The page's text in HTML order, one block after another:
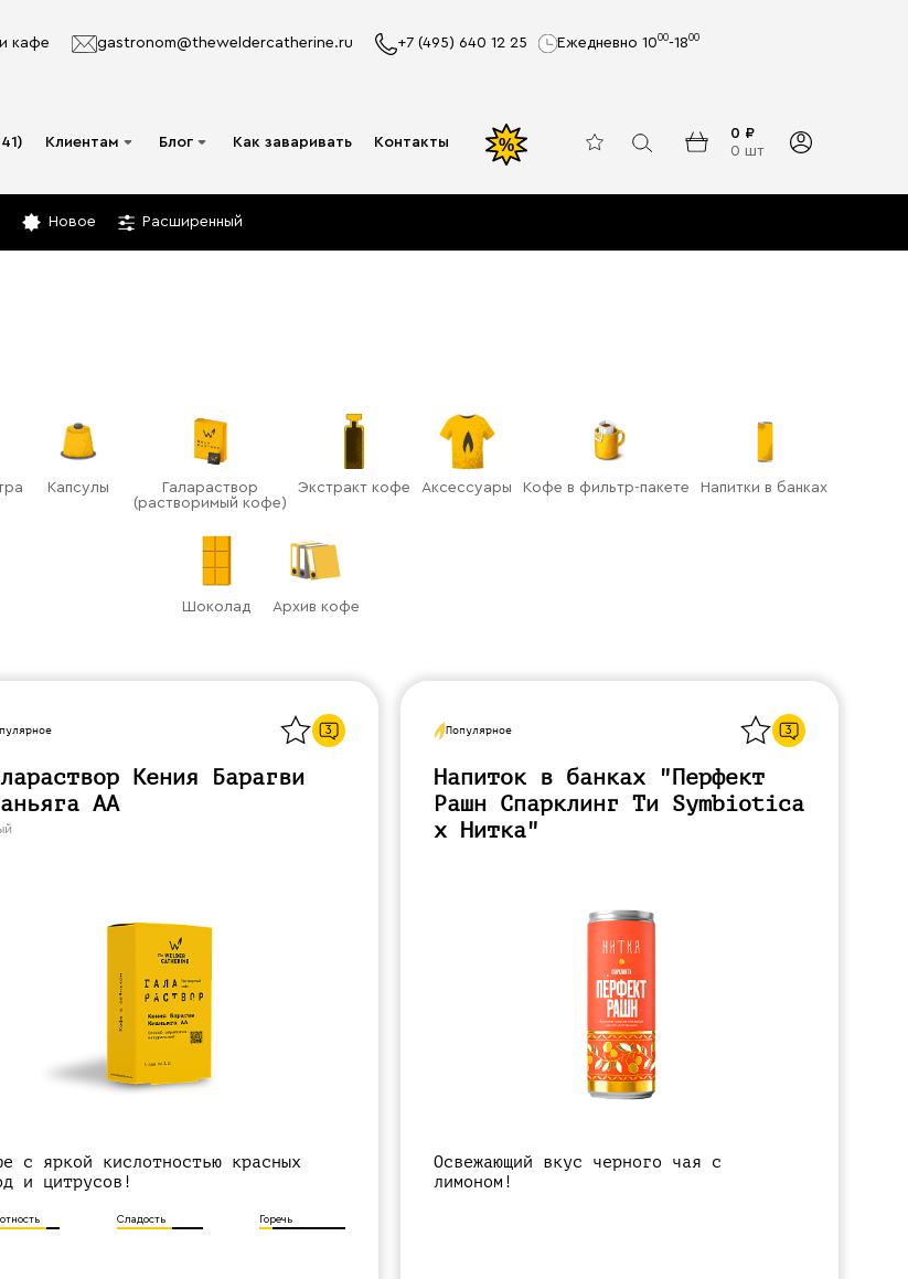
кафе gastronom@theweldercatherine.ru +7 (495) 640 12 25 Ежедневно 1000-1800
Клиентам
заказ в первый
Блог
Авторы
Как заваривать Контакты %
0 ₽
0 шт
Новое Расширенный
Капсулы
Галараствор
(растворимый кофе)
Экстракт кофе Аксессуары Кофе в фильтр-пакете Напитки в банках
Шоколад Архив кофе
3
Кения Барагви
АА
с яркой кислотностью красных
и цитрусов!
Сладость Горечь
Популярное 3
Напиток в банках "Перфект
Рашн Спарклинг Ти Symbiotica
x Нитка"
Освежающий вкус черного чая с
лимоном!